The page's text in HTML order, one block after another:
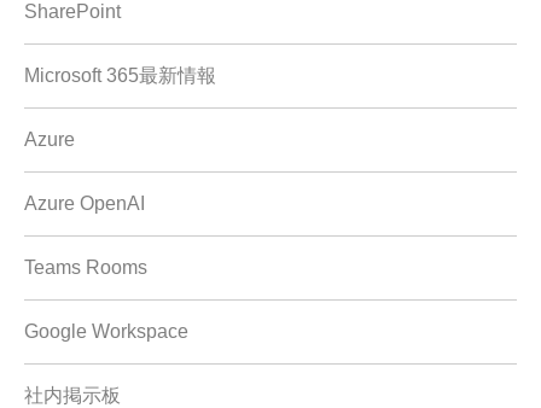
SharePoint
Microsoft 365最新情報
Azure
Azure OpenAI
Teams Rooms
Google Workspace
社内掲示板